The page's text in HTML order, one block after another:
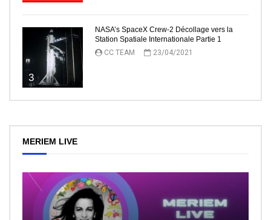
3
NASA’s SpaceX Crew-2 Décollage vers la
Station Spatiale Internationale Partie 1
CC TEAM
23/04/2021
MERIEM LIVE